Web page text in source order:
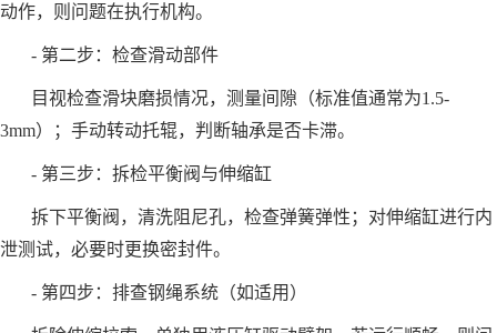
动作，则问题在执行机构。
- 第二步：检查滑动部件
目视检查滑块磨损情况，测量间隙（标准值通常为1.5-
3mm）；手动转动托辊，判断轴承是否卡滞。
- 第三步：拆检平衡阀与伸缩缸
拆下平衡阀，清洗阻尼孔，检查弹簧弹性；对伸缩缸进行内
泄测试，必要时更换密封件。
- 第四步：排查钢绳系统（如适用）